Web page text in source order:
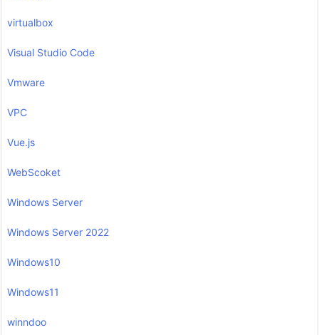
virtualbox
Visual Studio Code
Vmware
VPC
Vue.js
WebScoket
Windows Server
Windows Server 2022
Windows10
Windows11
winndoo